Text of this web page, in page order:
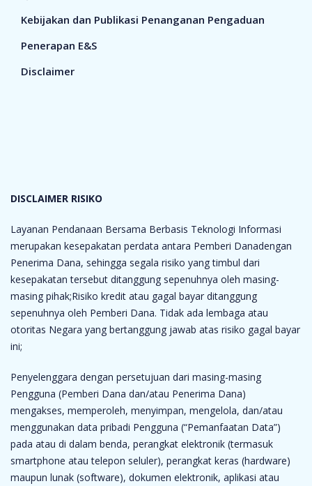
Kebijakan dan Publikasi Penanganan Pengaduan
Penerapan E&S
Disclaimer
DISCLAIMER RISIKO
Layanan Pendanaan Bersama Berbasis Teknologi Informasi
merupakan kesepakatan perdata antara Pemberi Danadengan
Penerima Dana, sehingga segala risiko yang timbul dari
kesepakatan tersebut ditanggung sepenuhnya oleh masing-
masing pihak;Risiko kredit atau gagal bayar ditanggung
sepenuhnya oleh Pemberi Dana. Tidak ada lembaga atau
otoritas Negara yang bertanggung jawab atas risiko gagal bayar
ini;
Penyelenggara dengan persetujuan dari masing-masing
Pengguna (Pemberi Dana dan/atau Penerima Dana)
mengakses, memperoleh, menyimpan, mengelola, dan/atau
menggunakan data pribadi Pengguna (“Pemanfaatan Data”)
pada atau di dalam benda, perangkat elektronik (termasuk
smartphone atau telepon seluler), perangkat keras (hardware)
maupun lunak (software), dokumen elektronik, aplikasi atau